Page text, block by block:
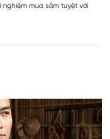
mua sắm tuyệt vời